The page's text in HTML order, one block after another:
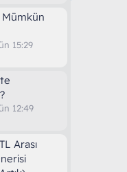
15:29
12:49
Arası